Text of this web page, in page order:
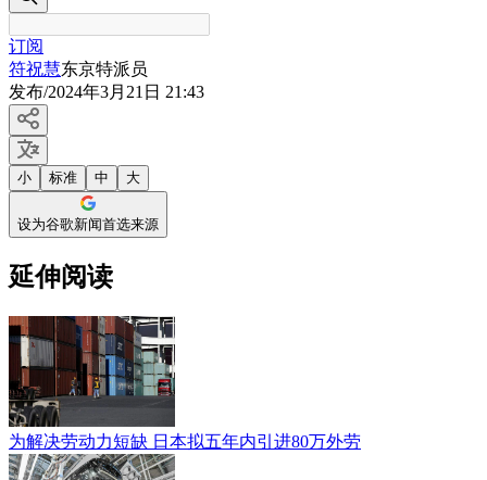
订阅
符祝慧东京特派员
发布/2024年3月21日 21:43
小 标准 中 大
设为谷歌新闻首选来源
延伸阅读
为解决劳动力短缺 日本拟五年内引进80万外劳